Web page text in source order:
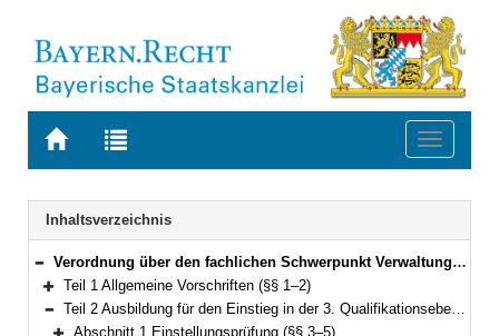
Zur
BAYERN.RECHT
Zur
letzten
Suche
Toggle
Navigation
Inhaltsverzeichnis
Bereich reduzieren
Verordnung über den fachlichen Schwerpunkt Verwaltungsinformatik (Fachverordnung Verwaltungsinformatik – FachV-VI) Vom 24. April 2012 (GVBl. S. 159) BayRS 2038-3-1-6-F (§§ 1–45)
Bereich erweitern
Teil 1 Allgemeine Vorschriften (§§ 1–2)
Bereich reduzieren
Teil 2 Ausbildung für den Einstieg in der 3. Qualifikationsebene (§§ 3–18)
Abschnitt 1 Einstellungsprüfung (§§ 3–5)